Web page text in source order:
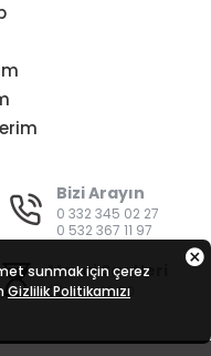
Bizi Arayın
0 332 345 02 27
0 532 367 11 97
Mesai Saatleri
08:00 - 19:00
sunmak için çerez
Gizlilik Politikamızı